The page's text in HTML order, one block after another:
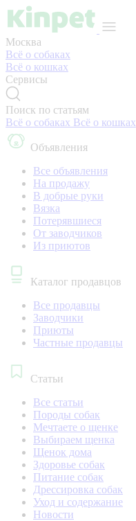
Москва
Всё о собаках
Всё о кошках
Сервисы
Поиск по статьям
Всё о собаках Всё о кошках
Объявления
Все объявления
На продажу
В добрые руки
Вязка
Потерявшиеся
От заводчиков
Из приютов
Каталог продавцов
Все продавцы
Заводчики
Приюты
Частные продавцы
Статьи
Все статьи
Породы собак
Мечтаете о щенке
Выбираем щенка
Щенок дома
Здоровье собак
Питание собак
Дрессировка собак
Уход и содержание
Новости